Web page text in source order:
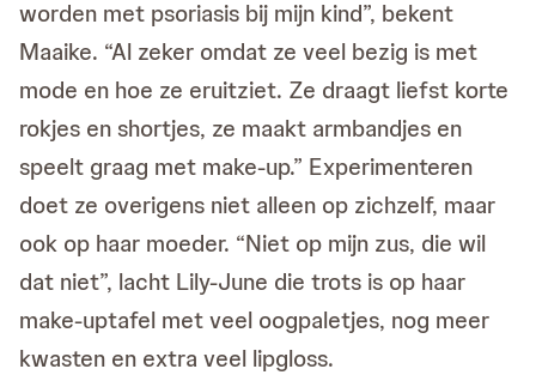
worden met psoriasis bij mijn kind”, bekent
Maaike. “Al zeker omdat ze veel bezig is met
mode en hoe ze eruitziet. Ze draagt liefst korte
rokjes en shortjes, ze maakt armbandjes en
speelt graag met make-up.” Experimenteren
doet ze overigens niet alleen op zichzelf, maar
ook op haar moeder. “Niet op mijn zus, die wil
dat niet”, lacht Lily-June die trots is op haar
make-uptafel met veel oogpaletjes, nog meer
kwasten en extra veel lipgloss.